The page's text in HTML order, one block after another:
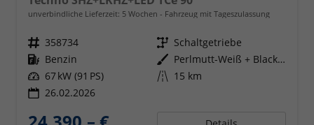
unverbindliche Lieferzeit: 5 Wochen Fahrzeug mit Tageszulassung
Fahrzeugnr. 358734 Getriebe Schaltgetriebe
Kraftstoff Benzin Außenfarbe
Perlmutt-Weiß + Black-Pearl-Sch
Leistung 67 kW (91 PS) Kilometerstand 15 km
26.02.2026